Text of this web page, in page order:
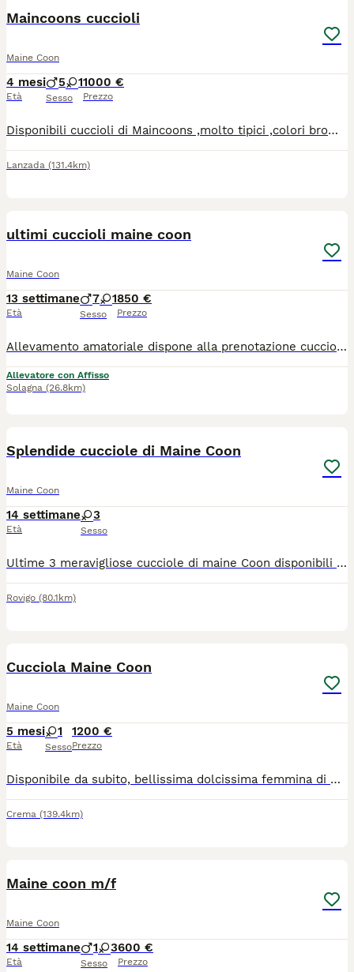
Maincoons cuccioli
Maine Coon
4 mesi
Età
5 1
Sesso
1000 €
Prezzo
Disponibili cuccioli di Maincoons ,molto tipici ,colori brown tabby e smoke .Entrambi i genitori esenti da malattie ereditarie ed ecocardio regolare.I cucvioli verranno ceduti dalla fine di Giugno con pedegree,vaccinazzioni,microchip ,sverminati e pedegree da compagnia,vige obbligo sterilizzazione.
Lanzada (131.4km)
ultimi cuccioli maine coon
Maine Coon
13 settimane
Età
7 1
Sesso
850 €
Prezzo
Allevamento amatoriale dispone alla prenotazione cuccioli di maine ccon di 5 settimane, nati il 1 maggio 2026. Saranno consegnati da metà di agosto con: -doppia vaccinazione -sverminati -microchip con registro all'anagrafa canina -contratto di cessione -pedigree Agi da compagnia con obbligo di sterilizzazione I genitori sono essenti delle malattie genetiche come HCM e PDK. Cresciuti in ambiente familiare strettamente con la famiglia e con i nostri cani e altri pelosi. Per ulteriori informazioni contattateci via whatsapp è gradita una breve presentazione. NO perditempo o curiosi
Allevatore con Affisso
Solagna (26.8km)
Splendide cucciole di Maine Coon
Maine Coon
14 settimane
Età
3
Sesso
Ultime 3 meravigliose cucciole di maine Coon disponibili da fine giugno. Verranno cedute con prima vaccinazione, sverminazione, prima visita di accertamento di buona salute e kit cucciolo. Prezzo trattabile.
Rovigo (80.1km)
Cucciola Maine Coon
Maine Coon
5 mesi
Età
1
Sesso
1200 €
Prezzo
Disponibile da subito, bellissima dolcissima femmina di Maine Coon nel colore blu con bianco Nata il 25/2/2026 Si cede con doppio vaccino , sverminata , test genetici propri , microchip e passaggio di proprietà , pedigree AFSI riconosciuto Wcf da riproduzione (SOLO ALLEVAMENTI CON AFFISSO ) kit puppy e kit giochini. Genitori testati per le maggiori malattie genetiche HCM , SMA, PkDdef Ecocardio nella norma Fiv felv negativi I cuccioli crescono in un ambiente famigliare a stretto contatto con bambini e altri animali, abituati alla lettiera , tira graffi, zona esterna in sicurezza. Si può visionare i cuccioli in allevamento solo su appuntamento per la tutela dei piccoli e non prima delle 8 psettimane. Rimaniamo a disposizione per qualsiasi dubbio o informazione sia prima che dopo la cessione. Il prezzo è adeguato al valore riproduttivo della cucciola e non è paragonabile a quello di un soggetto da compagnia.
Crema (139.4km)
Maine coon m/f
Maine Coon
14 settimane
Età
1 3
Sesso
600 €
Prezzo